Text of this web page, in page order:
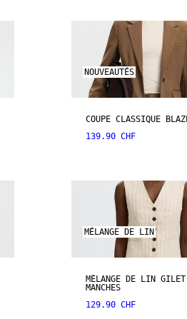
NOUVEAUTÉS
COUPE CLASSIQUE
139.90 CHF
MÉLANGE DE LIN
MÉLANGE DE LIN GILET
MANCHES
129.90 CHF